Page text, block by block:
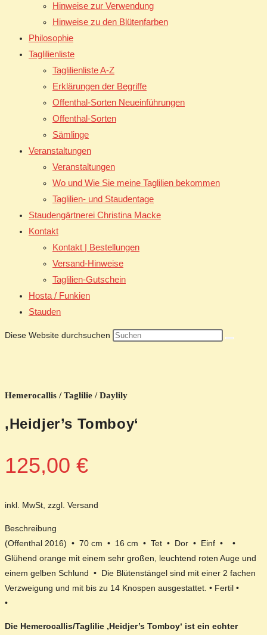
Hinweise zur Verwendung
Hinweise zu den Blütenfarben
Philosophie
Taglilienliste
Taglilienliste A-Z
Erklärungen der Begriffe
Offenthal-Sorten Neueinführungen
Offenthal-Sorten
Sämlinge
Veranstaltungen
Veranstaltungen
Wo und Wie Sie meine Taglilien bekommen
Taglilien- und Staudentage
Staudengärtnerei Christina Macke
Kontakt
Kontakt | Bestellungen
Versand-Hinweise
Taglilien-Gutschein
Hosta / Funkien
Stauden
Diese Website durchsuchen
Hemerocallis / Taglilie / Daylily
‚Heidjer’s Tomboy‘
125,00 €
inkl. MwSt, zzgl. Versand
Beschreibung
(Offenthal 2016) • 70 cm • 16 cm • Tet • Dor • Einf • •
Glühend orange mit einem sehr großen, leuchtend roten Auge und
einem gelben Schlund • Die Blütenstängel sind mit einer 2 fachen
Verzweigung und mit bis zu 14 Knospen ausgestattet. • Fertil •
•
Die Hemerocallis/Taglilie ‚Heidjer’s Tomboy‘ ist ein echter